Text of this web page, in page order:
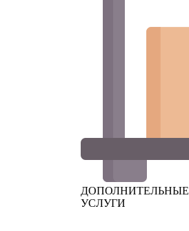
ДОПОЛНИТЕЛЬНЫЕ
УСЛУГИ